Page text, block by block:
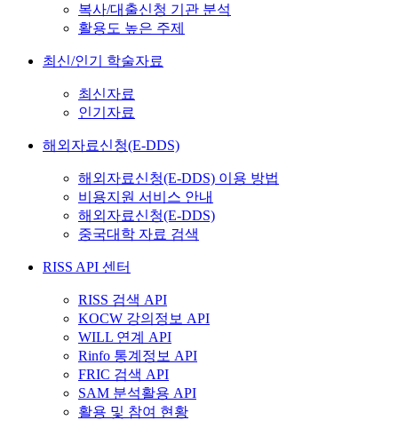
복사/대출신청 기관 분석
활용도 높은 주제
최신/인기 학술자료
최신자료
인기자료
해외자료신청(E-DDS)
해외자료신청(E-DDS) 이용 방법
비용지원 서비스 안내
해외자료신청(E-DDS)
중국대학 자료 검색
RISS API 센터
RISS 검색 API
KOCW 강의정보 API
WILL 연계 API
Rinfo 통계정보 API
FRIC 검색 API
SAM 분석활용 API
활용 및 참여 현황